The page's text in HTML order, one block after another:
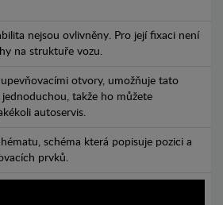
nejsou ovlivněny. Pro její fixaci není
na struktuře vozu.
otvory, umožňuje tato
takže ho můžete
autoservis.
schéma která popisuje pozici a
prvků.